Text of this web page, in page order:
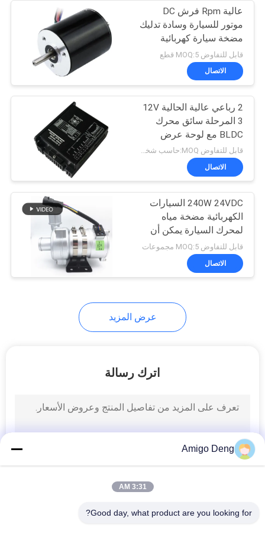
فرشات
57
مشغل خطي كهربائي
12
مصدر طاقة مصباح
مضخة المبرد
الكهربائي
31
عالية Rpm فرش DC
موتور للسيارة وسادة تدليك
مضخة سيارة كهربائية
قابل للتفاوض MOQ:5 قطع
الاتصال
2 رباعي عالية الحالية 12V
3 المرحلة سائق محرك
BLDC مع لوحة عرض
السرعة
قابل للتفاوض MOQ:حاسب شخصي 1
الاتصال
240W 24VDC السيارات
الكهربائية مضخة مياه
لمحرك السيارة يمكن أن
حافلة
قابل للتفاوض MOQ:5 مجموعات
الاتصال
عرض المزيد
اترك رسالة
Amigo Deng
3:31 AM
Good day, what product are you looking for?